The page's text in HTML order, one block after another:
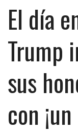
El día
Trump
sus
con